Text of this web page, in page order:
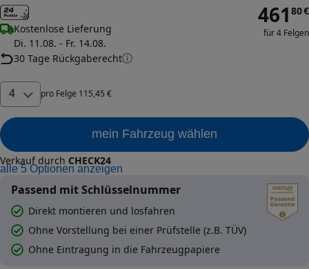
Kostenlose Lieferung
Di. 11.08. - Fr. 14.08.
30 Tage Rückgaberecht
461 80€
für 4 Felgen
4 pro Felge 115,45 €
mein Fahrzeug wählen
Verkauf durch CHECK24
alle 5 Optionen anzeigen
Passend mit Schlüsselnummer
Direkt montieren und losfahren
Ohne Vorstellung bei einer Prüfstelle (z.B. TÜV)
Ohne Eintragung in die Fahrzeugpapiere